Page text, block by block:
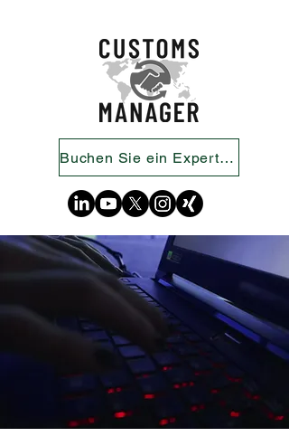
Buchen Sie ein Expertengespräch